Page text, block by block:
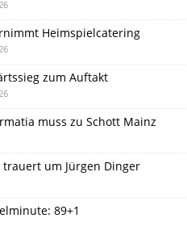
Heimspielcatering
zum Auftakt
muss zu Schott Mainz
um Jürgen Dinger
89+1